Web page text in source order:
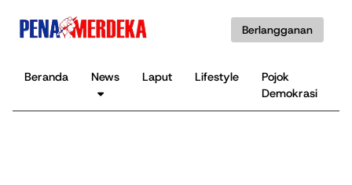
Berlangganan
Beranda News Laput Lifestyle
Pojok
Demokrasi